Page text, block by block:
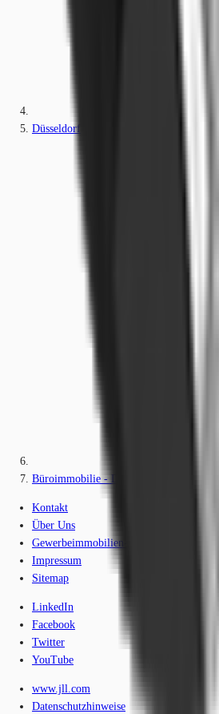
Düsseldorf
Büroimmobilie - Düsseldorf, Stadtmitte
Kontakt
Über Uns
Gewerbeimmobilien-Lexikon
Impressum
Sitemap
LinkedIn
Facebook
Twitter
YouTube
www.jll.com
Datenschutzhinweise